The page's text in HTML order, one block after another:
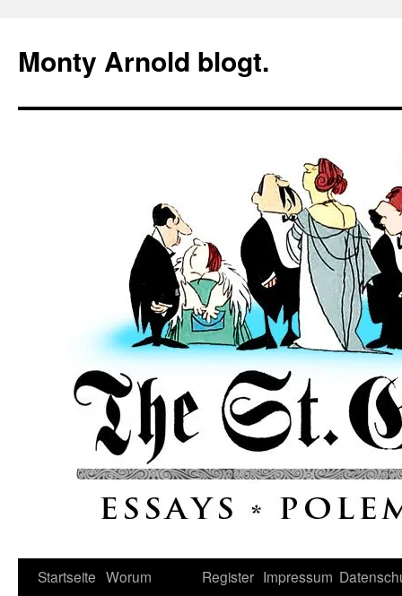
springen
Monty Arnold blogt.
Startseite Worum
Register Impressum